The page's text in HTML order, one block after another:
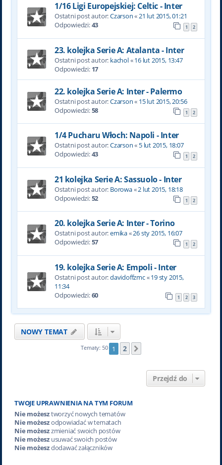
1/16 Ligi Europejskiej: Celtic - Inter
Ostatni post autor:Czarson«21 lut 2015, 01:21
Odpowiedzi:43 1 2
23. kolejka Serie A: Atalanta - Inter
Ostatni post autor: kachol«16 lut 2015, 13:47
Odpowiedzi: 17
22. kolejka Serie A: Inter - Palermo
Ostatni post autor:Czarson« 15 lut 2015, 20:56
Odpowiedzi:58 1 2
1/4 Pucharu Włoch: Napoli - Inter
Ostatni post autor:Czarson« 5 lut 2015, 18:07
Odpowiedzi:43 1 2
21 kolejka Serie A: Sassuolo - Inter
Ostatni post autor: Borowa«2 lut 2015, 18:18
Odpowiedzi:52 1 2
20. kolejka Serie A: Inter - Torino
Ostatni post autor:emika«26 sty 2015, 16:07
Odpowiedzi:57 1 2
19. kolejka Serie A: Empoli - Inter
Ostatni post autor:davidoffzmc«19 sty 2015,
11:34
Odpowiedzi:60 1 2 3
NOWY TEMAT
Tematy: 50 1 2
Przejdź do
TWOJE UPRAWNIENIA NA TYM FORUM
Nie możesztworzyć nowych tematów
Nie możeszodpowiadać w tematach
Nie możeszzmieniać swoich postów
Nie możeszusuwać swoich postów
Nie możeszdodawać załączników